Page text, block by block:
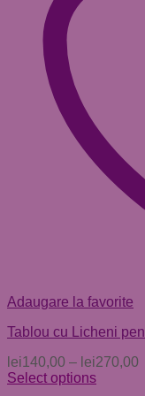
Adaugare la favorite
Tablou cu Licheni
lei140,00 – lei270,00
Select options